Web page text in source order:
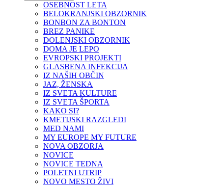
OSEBNOST LETA
BELOKRANJSKI OBZORNIK
BONBON ZA BONTON
BREZ PANIKE
DOLENJSKI OBZORNIK
DOMA JE LEPO
EVROPSKI PROJEKTI
GLASBENA INFEKCIJA
IZ NAŠIH OBČIN
JAZ, ŽENSKA
IZ SVETA KULTURE
IZ SVETA ŠPORTA
KAKO SI?
KMETIJSKI RAZGLEDI
MED NAMI
MY EUROPE MY FUTURE
NOVA OBZORJA
NOVICE
NOVICE TEDNA
POLETNI UTRIP
NOVO MESTO ŽIVI